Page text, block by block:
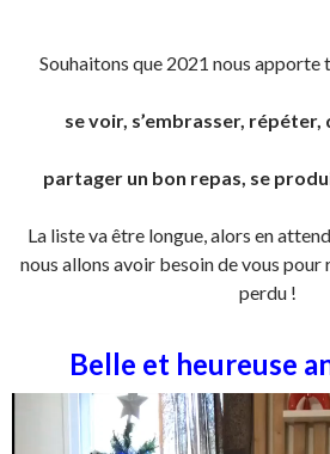
Souhaitons que 2021 nous apporte
se voir, s’embrasser, répéter,
partager un bon repas, se
La liste va être longue, alors en
nous allons avoir besoin de vous
perdu !
Belle et heureuse